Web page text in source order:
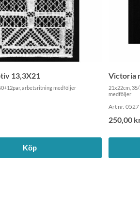
13,3X21
arbetsritning medföljer
Köp
Victoria
21x22cm,
medföljer
Art nr. 0527
250,00